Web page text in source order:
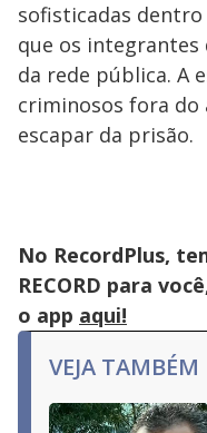
sofisticadas
que os integrantes
da rede pública. A
criminosos fora do
escapar da prisão.
No RecordPlus,
RECORD para
o app aqui!
VEJA TAMBÉM